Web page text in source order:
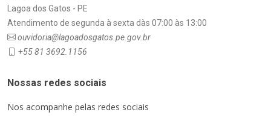
Lagoa dos Gatos - PE
Atendimento de segunda à sexta dàs 07:00 às 13:00
ouvidoria@lagoadosgatos.pe.gov.br
+55 81 3692.1156
Nossas redes sociais
Nos acompanhe pelas redes sociais